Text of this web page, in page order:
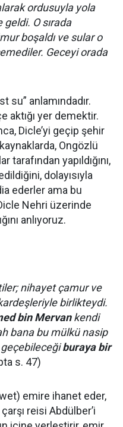
ordusuyla yola
O sırada
boşaldı ve sular o
Geceyi orada
su” anlamındadır.
aktığı yer demektir.
Dicle’yi geçip şehir
Ongözlü
tarafından yapıldığını,
dolayısıyla
ederler ama bu
Nehri üzerinde
anlıyoruz.
nihayet çamur ve
birlikteydi.
bin Mervankendi
bana bu mülkü nasip
geçebileceğiburaya bir
s. 47)
emire ihanet eder,
reisi Abdülber’i